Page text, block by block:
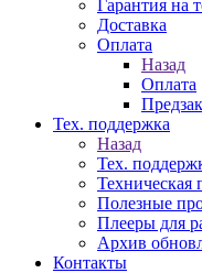
Гарантия на
Доставка
Оплата
Назад
Оплата
Тех. поддержка
Назад
Тех.
Техническая
Полезные
Плееры для
Архив
Контакты